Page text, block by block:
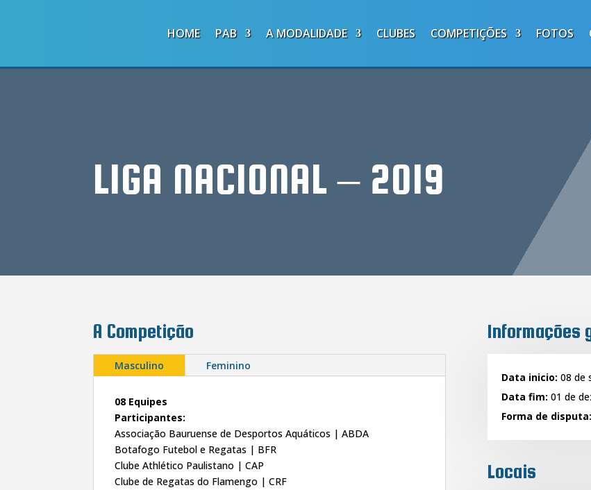
HOME PAB A MODALIDADE CLUBES COMPETIÇÕES FOTOS
LIGA NACIONAL – 2019
A Competição
Masculino Feminino
08 Equipes
Participantes:
Associação Bauruense de Desportos Aquáticos | ABDA
Botafogo Futebol e Regatas | BFR
Clube Athlético Paulistano | CAP
Clube de Regatas do Flamengo | CRF
Informações
Data inicio: 08 de
Data fim: 01 de
Forma de disputa:
Locais